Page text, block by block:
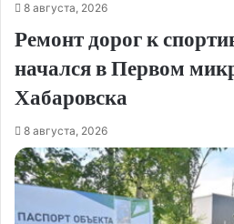
8 августа, 2026
Ремонт дорог к
начался в Первом
Хабаровска
8 августа, 2026